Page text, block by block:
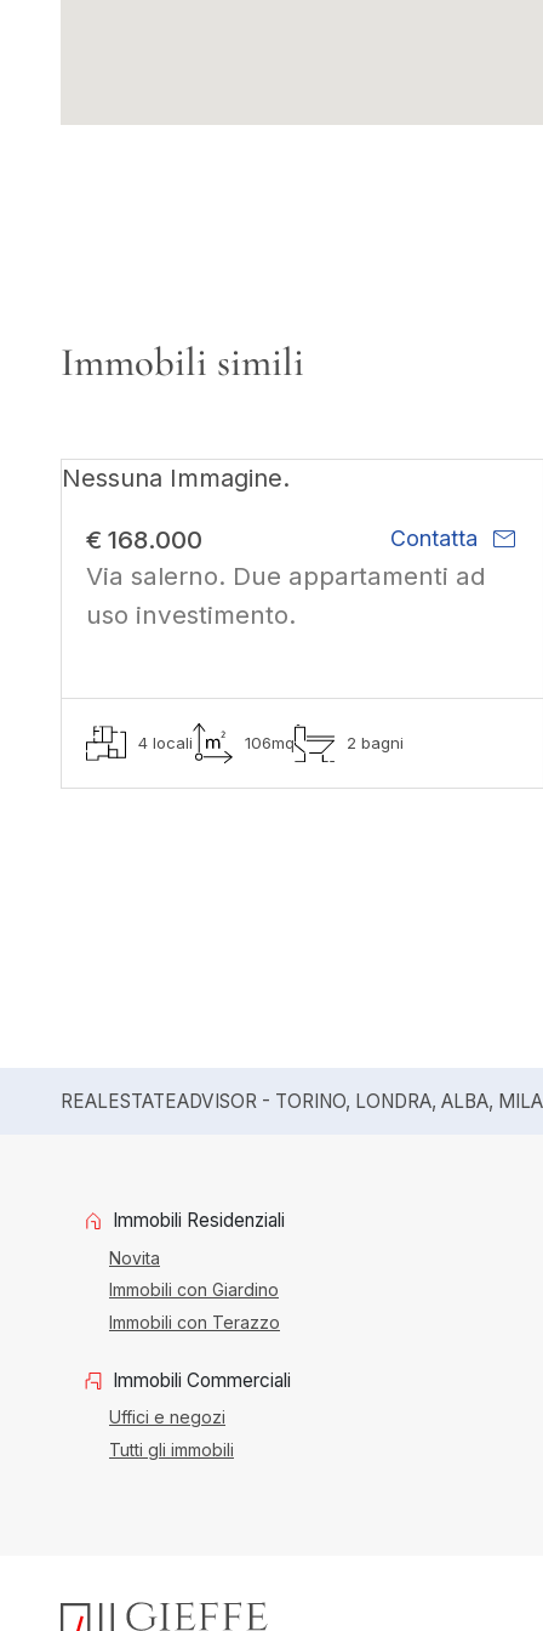
Immobili simili
Nessuna Immagine.
€ 168.000 Contatta mail
Via salerno. Due appartamenti ad
uso investimento.
4 locali 106mq 2 bagni
REALESTATEADVISOR - TORINO, LONDRA, ALBA,
Immobili Residenziali
Novita
Immobili con Giardino
Immobili con Terazzo
Immobili Commerciali
Uffici e negozi
Tutti gli immobili